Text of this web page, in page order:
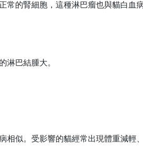
常的腎細胞，這種淋巴瘤也與貓白血
淋巴結腫大。
相似。受影響的貓經常出現體重減輕